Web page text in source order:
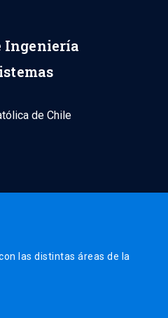
Ingeniería
de Chile
las distintas áreas de la